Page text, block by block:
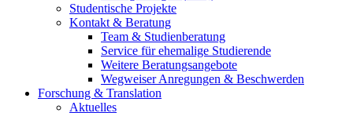
Studentische Projekte
Kontakt & Beratung
Team & Studienberatung
Service für ehemalige Studierende
Weitere Beratungsangebote
Wegweiser Anregungen & Beschwerden
Forschung & Translation
Aktuelles